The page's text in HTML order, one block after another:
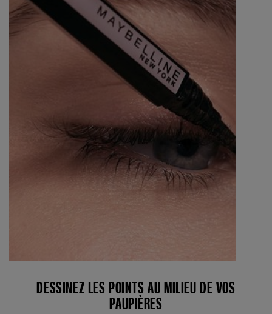
DESSINEZ LES POINTS AU MILIEU DE VOS
PAUPIÈRES